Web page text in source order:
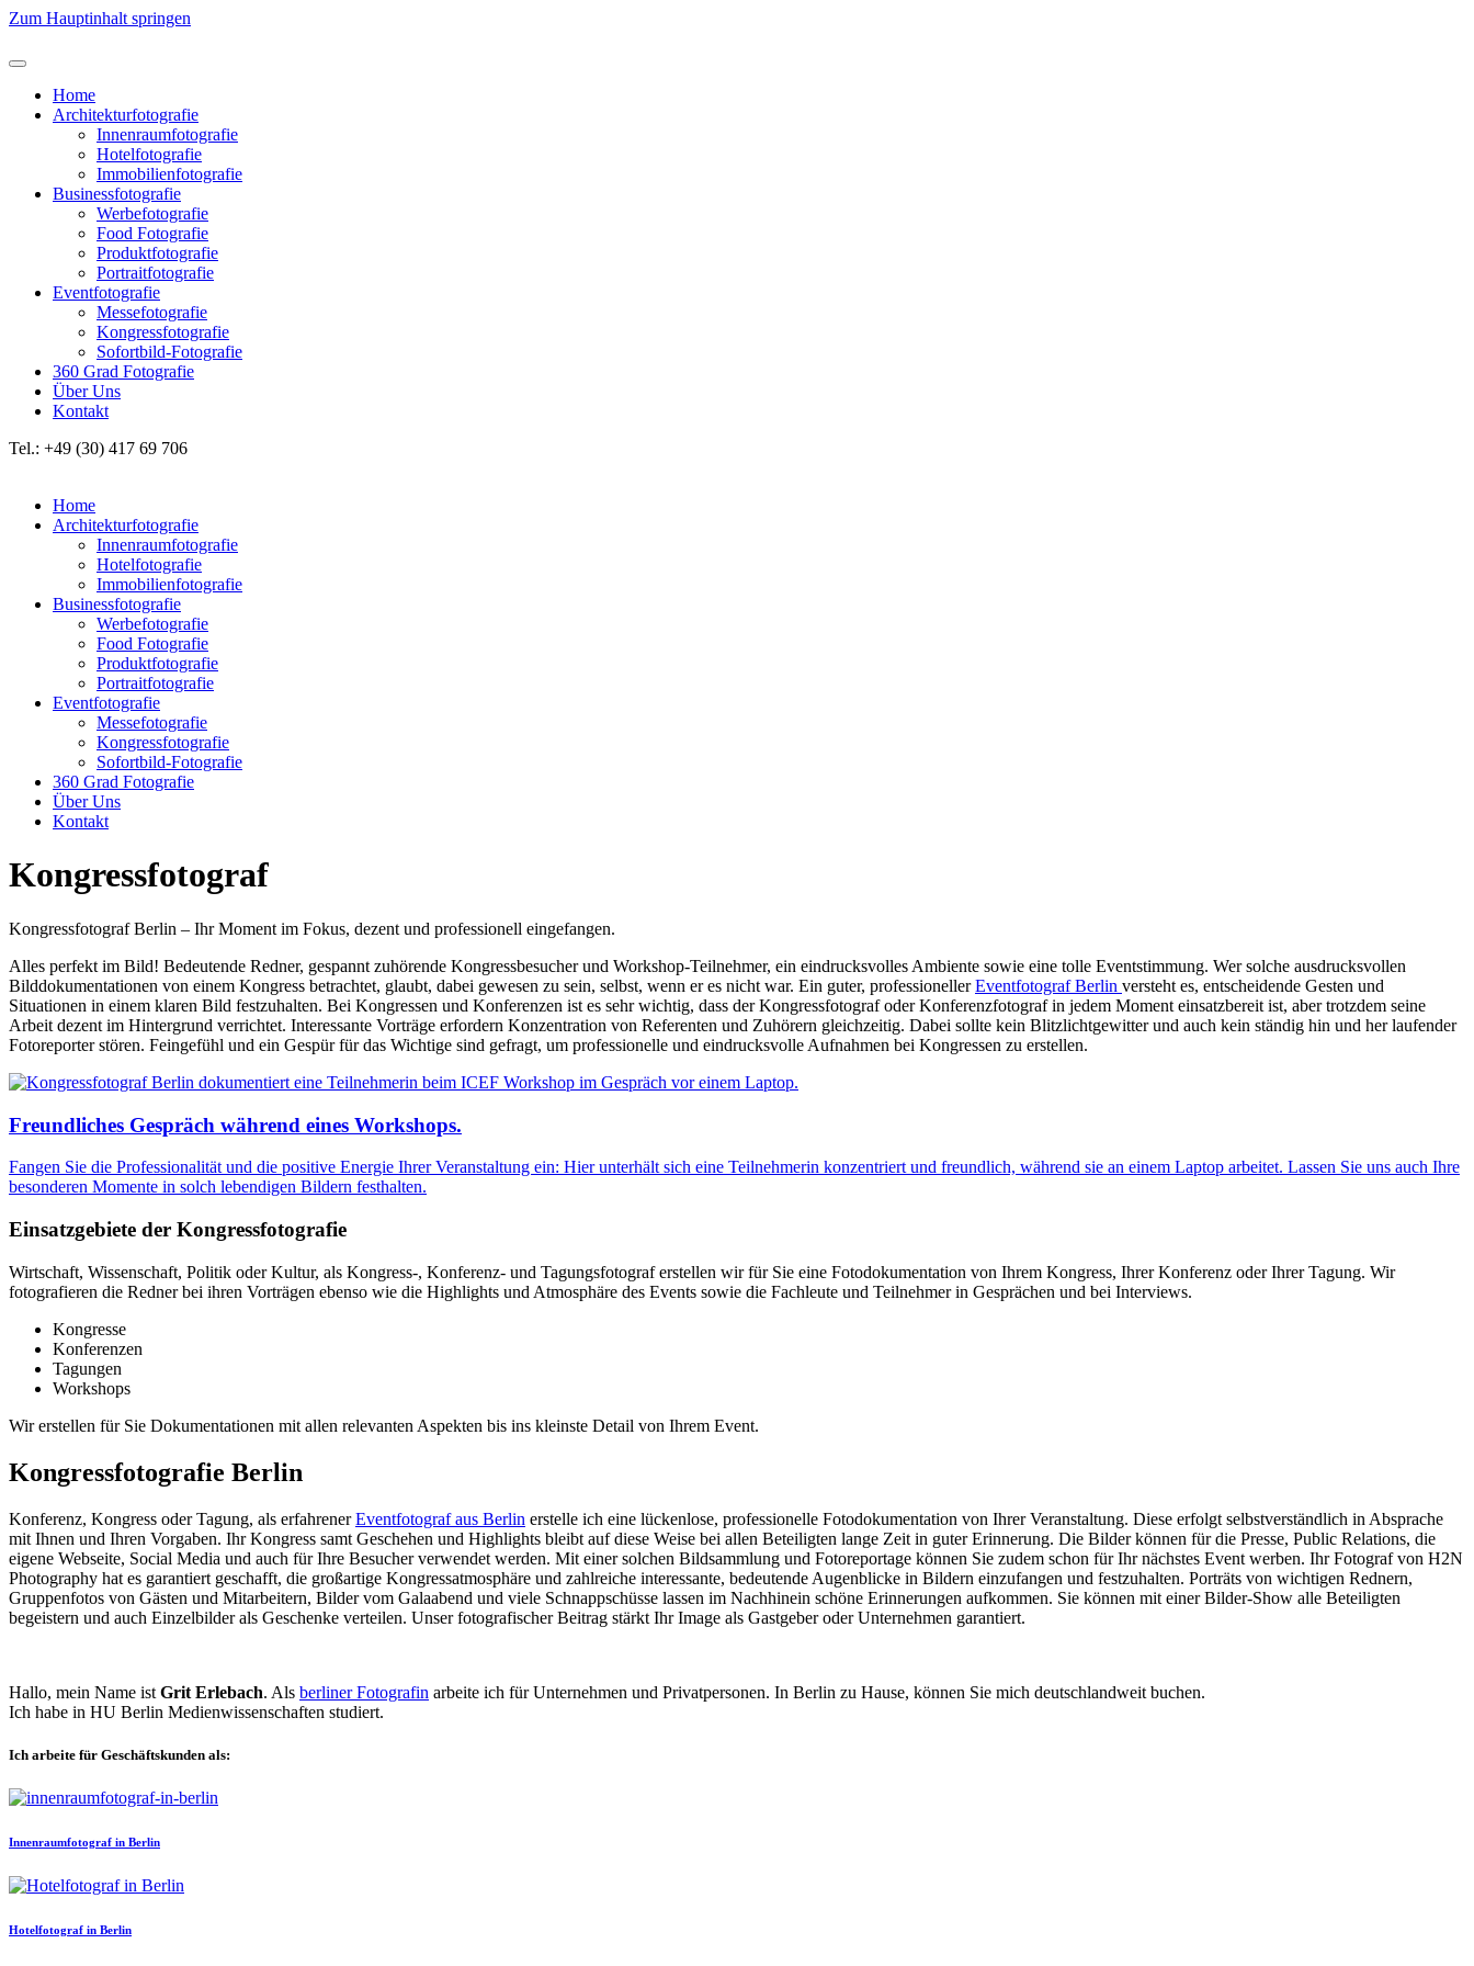
Zum Hauptinhalt springen
Home
Architekturfotografie
Innenraumfotografie
Hotelfotografie
Immobilienfotografie
Businessfotografie
Werbefotografie
Food Fotografie
Produktfotografie
Portraitfotografie
Eventfotografie
Messefotografie
Kongressfotografie
Sofortbild-Fotografie
360 Grad Fotografie
Über Uns
Kontakt
Tel.: +49 (30) 417 69 706
Home
Architekturfotografie
Innenraumfotografie
Hotelfotografie
Immobilienfotografie
Businessfotografie
Werbefotografie
Food Fotografie
Produktfotografie
Portraitfotografie
Eventfotografie
Messefotografie
Kongressfotografie
Sofortbild-Fotografie
360 Grad Fotografie
Über Uns
Kontakt
Kongressfotograf
Kongressfotograf Berlin – Ihr Moment im Fokus, dezent und professionell eingefangen.
Alles perfekt im Bild! Bedeutende Redner, gespannt zuhörende Kongressbesucher und Workshop-Teilnehmer, ein eindrucksvolles Ambiente sowie eine tolle Eventstimmung. Wer solche ausdrucksvollen
Bilddokumentationen von einem Kongress betrachtet, glaubt, dabei gewesen zu sein, selbst, wenn er es nicht war. Ein guter, professionellerEventfotograf Berlin versteht es, entscheidende Gesten und
Situationen in einem klaren Bild festzuhalten. Bei Kongressen und Konferenzen ist es sehr wichtig, dass der Kongressfotograf oder Konferenzfotograf in jedem Moment einsatzbereit ist, aber trotzdem seine
Arbeit dezent im Hintergrund verrichtet. Interessante Vorträge erfordern Konzentration von Referenten und Zuhörern gleichzeitig. Dabei sollte kein Blitzlichtgewitter und auch kein ständig hin und her laufender
Fotoreporter stören. Feingefühl und ein Gespür für das Wichtige sind gefragt, um professionelle und eindrucksvolle Aufnahmen bei Kongressen zu erstellen.
Freundliches Gespräch während eines Workshops.
Fangen Sie die Professionalität und die positive Energie Ihrer Veranstaltung ein: Hier unterhält sich eine Teilnehmerin konzentriert und freundlich, während sie an einem Laptop arbeitet. Lassen Sie uns auch Ihre
besonderen Momente in solch lebendigen Bildern festhalten.
Einsatzgebiete der Kongressfotografie
Wirtschaft, Wissenschaft, Politik oder Kultur, als Kongress-, Konferenz- und Tagungsfotograf erstellen wir für Sie eine Fotodokumentation von Ihrem Kongress, Ihrer Konferenz oder Ihrer Tagung. Wir
fotografieren die Redner bei ihren Vorträgen ebenso wie die Highlights und Atmosphäre des Events sowie die Fachleute und Teilnehmer in Gesprächen und bei Interviews.
Kongresse
Konferenzen
Tagungen
Workshops
Wir erstellen für Sie Dokumentationen mit allen relevanten Aspekten bis ins kleinste Detail von Ihrem Event.
Kongressfotografie Berlin
Konferenz, Kongress oder Tagung, als erfahrenerEventfotograf aus Berlin erstelle ich eine lückenlose, professionelle Fotodokumentation von Ihrer Veranstaltung. Diese erfolgt selbstverständlich in Absprache
mit Ihnen und Ihren Vorgaben. Ihr Kongress samt Geschehen und Highlights bleibt auf diese Weise bei allen Beteiligten lange Zeit in guter Erinnerung. Die Bilder können für die Presse, Public Relations, die
eigene Webseite, Social Media und auch für Ihre Besucher verwendet werden. Mit einer solchen Bildsammlung und Fotoreportage können Sie zudem schon für Ihr nächstes Event werben. Ihr Fotograf von H2N
Photography hat es garantiert geschafft, die großartige Kongressatmosphäre und zahlreiche interessante, bedeutende Augenblicke in Bildern einzufangen und festzuhalten. Porträts von wichtigen Rednern,
Gruppenfotos von Gästen und Mitarbeitern, Bilder vom Galaabend und viele Schnappschüsse lassen im Nachhinein schöne Erinnerungen aufkommen. Sie können mit einer Bilder-Show alle Beteiligten
begeistern und auch Einzelbilder als Geschenke verteilen. Unser fotografischer Beitrag stärkt Ihr Image als Gastgeber oder Unternehmen garantiert.
Hallo, mein Name ist Grit Erlebach. Als berliner Fotografin arbeite ich für Unternehmen und Privatpersonen. In Berlin zu Hause, können Sie mich deutschlandweit buchen.
Ich habe in HU Berlin Medienwissenschaften studiert.
Ich arbeite für Geschäftskunden als:
Innenraumfotograf in Berlin
Hotelfotograf in Berlin